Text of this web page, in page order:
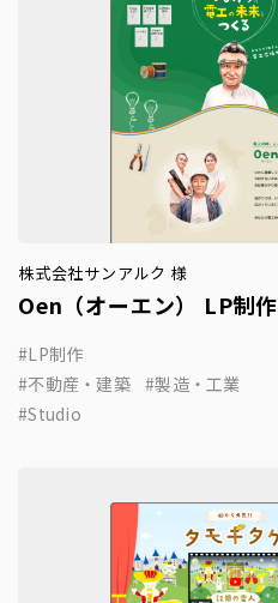
株式会社サンアルク 様
Oen（オーエン） LP制作
LP制作
不動産・建築
製造・工業
Studio